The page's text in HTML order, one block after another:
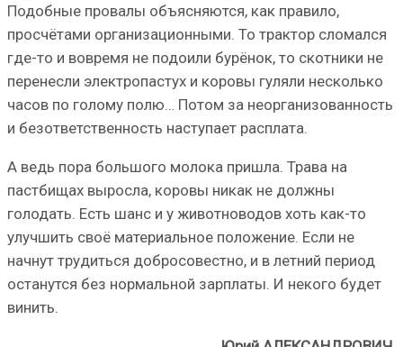
Подобные провалы объясняются, как правило,
просчётами организационными. То трактор сломался
где-то и вовремя не подоили бурёнок, то скотники не
перенесли электропастух и коровы гуляли несколько
часов по голому полю… Потом за неорганизованность
и безответственность наступает расплата.
А ведь пора большого молока пришла. Трава на
пастбищах выросла, коровы никак не должны
голодать. Есть шанс и у животноводов хоть как-то
улучшить своё материальное положение. Если не
начнут трудиться добросовестно, и в летний период
останутся без нормальной зарплаты. И некого будет
винить.